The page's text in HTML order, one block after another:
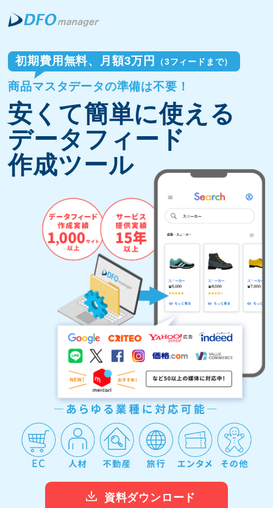
初期費用無料、月額3万円 （3フィードまで）
商品マスタデータの準備は不要！
安くて簡単に使える
データフィード
作成ツール
資料ダウンロード